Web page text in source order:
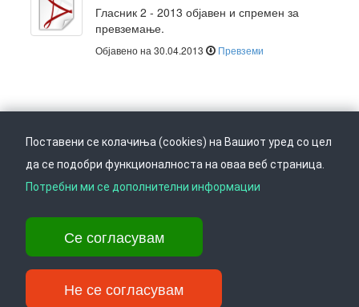
Гласник 2 - 2013 објавен и спремен за
превземање.
Објавено на 30.04.2013 Превземи
Врати се горе Следете не на
Ул. Даме Груев 14, Катна гаража Беко на 1-виот кат, 1000 Скопје,
Тел: +389 2 3103 601 (641), Факс: +389 2 3137 149 |
info@ippo.gov.mk
Поставени се колачиња (cookies) на Вашиот уред со цел
да се подобри функционалноста на оваа веб страница.
Потребни ми се дополнителни информации
Се согласувам
Не се согласувам